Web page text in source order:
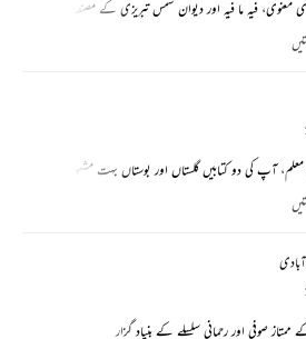
معنوی، فیہ ما فیہ اور دیوان شمس تبریزی کے مصنف، آپ دنیا
آپ كى دو كتابيں گلستاں اور بوستاں بہت مشہور ہيں، پہلى
صوفی اور رحمانی سلسلے کے بنیاد گزار